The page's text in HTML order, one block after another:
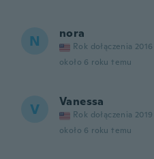
N nora
Rok dołączenia 2016
około 6 roku temu
V Vanessa
Rok dołączenia 2019
około 6 roku temu